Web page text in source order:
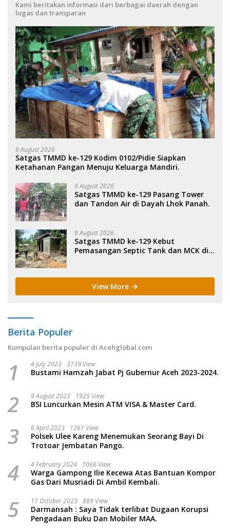
Kami beritakan informasi dari berbagai daerah dengan
lugas dan transparan
9 August 2026
Satgas TMMD ke-129 Kodim 0102/Pidie Siapkan
Ketahanan Pangan Menuju Keluarga Mandiri.
9 August 2026
Satgas TMMD ke-129 Pasang Tower
dan Tandon Air di Dayah Lhok Panah.
9 August 2026
Satgas TMMD ke-129 Kebut
Pemasangan Septic Tank dan MCK di
View More
Berita Populer
Kumpulan berita populer di Acehglobal.com
1 4 July 2023 3739 View
Bustami Hamzah Jabat Pj Gubernur Aceh 2023-2024.
2 9 August 2023 1925 View
BSI Luncurkan Mesin ATM VISA & Master Card.
3 6 April 2023 1261 View
Polsek Ulee Kareng Menemukan Seorang Bayi Di
Trotoar Jembatan Pango.
4 4 February 2024 1066 View
Warga Gampong Ilie Kecewa Atas Bantuan Kompor
Gas Dari Musriadi Di Ambil Kembali.
5 17 October 2023 889 View
Darmansah : Saya Tidak terlibat Dugaan Korupsi
Pengadaan Buku Dan Mobiler MAA.